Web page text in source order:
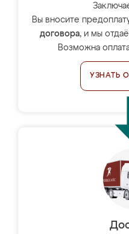
Вы вносите
договора, и мы
Возможна
УЗНАТЬ